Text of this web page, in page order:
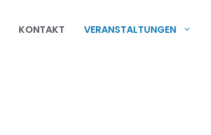
KONTAKT VERANSTALTUNGEN